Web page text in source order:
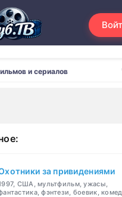
за привидениями
США, мультфильм, ужасы,
фэнтези, боевик,